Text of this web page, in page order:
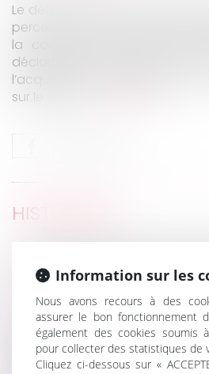
Le défaut d’autorisation par
percement par un
la copropriété, partie
déclaration d’urbanisme
l’acquisition par prescription
sur le fonds…
HISTORIQUE
recours s’il a renoncé à faire
vue, même illicite, par
Normes imposées à
même être consulté
L’employeur ne peut pas
Information sur les
Nous avons recours à des
assurer le bon fonctionnement
également des cookies soumis
pour collecter des statistiques de
Cliquez ci-dessous sur «